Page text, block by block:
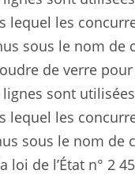
de verre
sont
les
sous le nom de
de l’État n° 2